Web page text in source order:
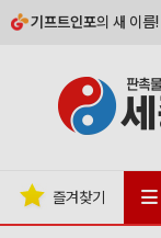
기프트인포의 새 이름!
즐겨찾기